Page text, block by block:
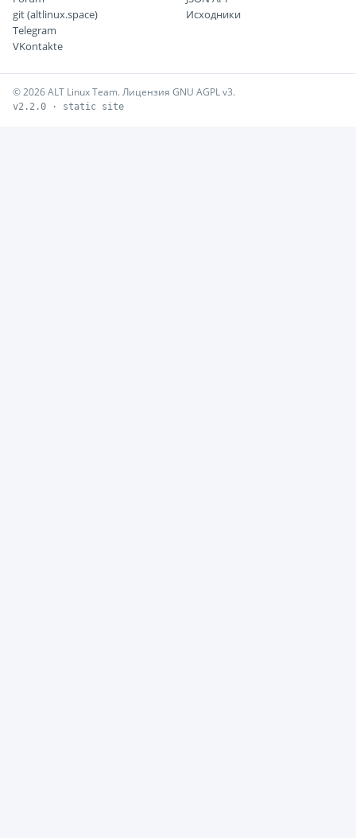
git (altlinux.space)
Telegram
VKontakte
Исходники
© 2026 ALT Linux Team. Лицензия GNU AGPL v3.
v2.2.0 · static site